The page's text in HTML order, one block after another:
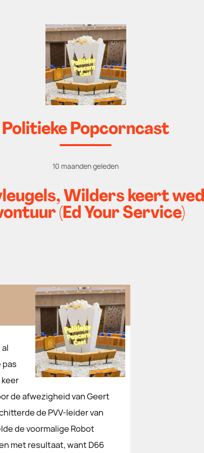
Politieke Popcorncast
10 maanden geleden
Wilders keert
(Ed Your Service)
pas
de afwezigheid van Geert
de PVV-leider van
de voormalige Robot
met resultaat, want D66